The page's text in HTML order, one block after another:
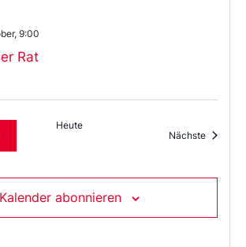
Rat
9:00
Heute
Nächste
Kalender abonnieren